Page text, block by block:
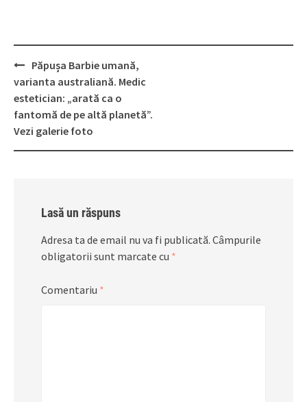
Post
navigation
Păpușa Barbie umană,
varianta australiană. Medic
estetician: „arată ca o
fantomă de pe altă planetă”.
Vezi galerie foto
Lasă un răspuns
Adresa ta de email nu va fi publicată. Câmpurile
obligatorii sunt marcate cu *
Comentariu *